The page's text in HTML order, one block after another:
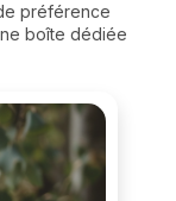
préférence
boîte dédiée